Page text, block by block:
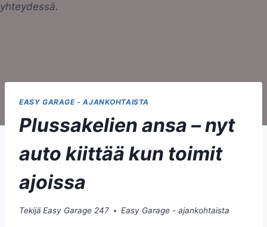
EASY GARAGE - AJANKOHTAISTA
Plussakelien ansa – nyt
auto kiittää kun toimit
ajoissa
Tekijä Easy Garage 247 Easy Garage - ajankohtaista